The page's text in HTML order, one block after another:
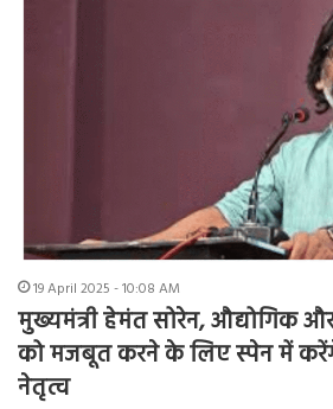
19 April 2025 - 10:08 AM
मुख्यमंत्री हेमंत सोरेन, औद्योगिक
को मजबूत करने के लिए स्पेन में
नेतृत्व